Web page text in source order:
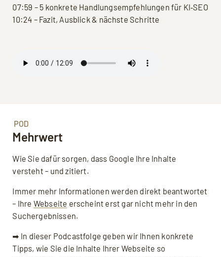
07:59 – 5 konkrete Handlungsempfehlungen für KI‑SEO
10:24 – Fazit, Ausblick & nächste Schritte
POD
Mehrwert
Wie Sie dafür sorgen, dass Google Ihre Inhalte
versteht – und zitiert.
Immer mehr Informationen werden direkt beantwortet
– Ihre Webseite erscheint erst gar nicht mehr in den
Suchergebnissen.
➡ In dieser Podcastfolge geben wir Ihnen konkrete
Tipps, wie Sie die Inhalte Ihrer Webseite so